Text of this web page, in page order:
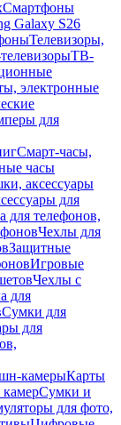
Смартфоны
Galaxy S26
Телевизоры,
ТВ-
электронные
для
Смарт-часы,
часы
аксессуары
для
для телефонов,
Чехлы для
Защитные
Игровые
Чехлы с
для
Сумки для
для
камерыКарты
камерСумки и
для фото,